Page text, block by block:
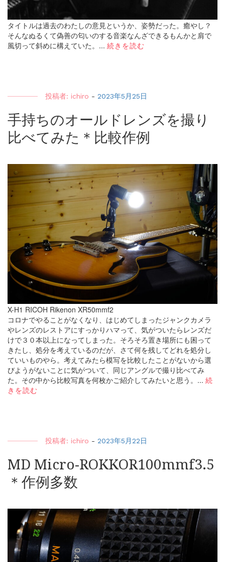
タイトルは過去のわたしの意見というか、姿勢だった。癒やし？
そんなぬるくて偽善の匂いのする音楽なんざできるもんかと肩で
風切って斜めに構えていた。... 続きを読む
投稿者: ichiro - 2023年5月25日
手持ちのオールドレンズを撮り
比べてみた＊比較作例
X-H1 RICOH Rikenon XR50mmf2
コロナでやることがなくなり、はじめてしまったジャンクカメラ
やレンズのレストアにすっかりハマって、気がついたらレンズだ
けで３０本以上になってしまった。そろそろ置き場所にも困って
きたし、処分を考えているのだが、さて何を残してどれを処分し
ていいものやら。考えてみたら模写を比較したことがないから選
びようがないことに気がついて、同じアングルで撮り比べてみ
た。その中から比較写真を何枚かご紹介してみたいと思う。... 続
きを読む
投稿者: ichiro - 2023年5月22日
MD Micro-ROKKOR100mmf3.5
＊作例多数